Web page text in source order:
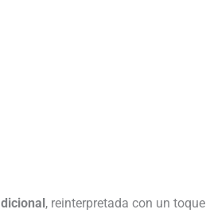
, reinterpretada con un toque